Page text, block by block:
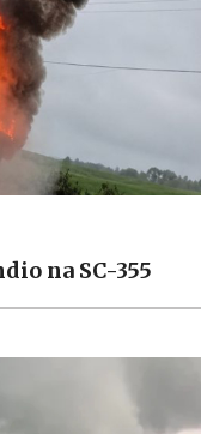
na SC-355